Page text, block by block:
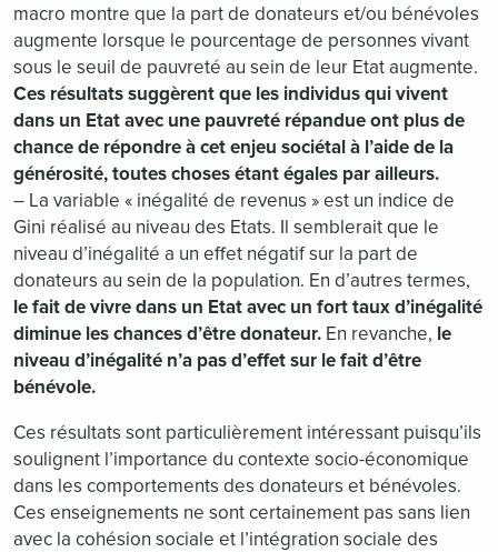
macro montre que la part de donateurs et/ou bénévoles
augmente lorsque le pourcentage de personnes vivant
sous le seuil de pauvreté au sein de leur Etat augmente.
Ces résultats suggèrent que les individus qui vivent
dans un Etat avec une pauvreté répandue ont plus de
chance de répondre à cet enjeu sociétal à l’aide de la
générosité, toutes choses étant égales par ailleurs.
– La variable « inégalité de revenus » est un indice de
Gini réalisé au niveau des Etats. Il semblerait que le
niveau d’inégalité a un effet négatif sur la part de
donateurs au sein de la population. En d’autres termes,
le fait de vivre dans un Etat avec un fort taux d’inégalité
diminue les chances d’être donateur. En revanche, le
niveau d’inégalité n’a pas d’effet sur le fait d’être
bénévole.
Ces résultats sont particulièrement intéressant puisqu’ils
soulignent l’importance du contexte socio-économique
dans les comportements des donateurs et bénévoles.
Ces enseignements ne sont certainement pas sans lien
avec la cohésion sociale et l’intégration sociale des